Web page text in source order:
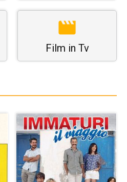
Film in Tv